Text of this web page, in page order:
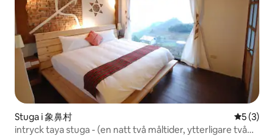
Stuga i 象鼻村 5 av 5 i
5 (3)
intryck taya stuga - (en natt två måltider, ytterligare två